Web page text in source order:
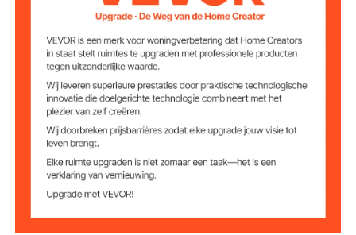
Basis (B & L)
41,34 inch (1050 mm)
Geschikt
kattengewicht
8,16-13,6 kg
Gewichtscapacitei
Productgewicht